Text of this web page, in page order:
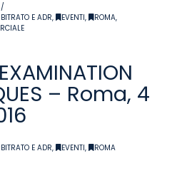
E ADR, EVENTI, ROMA,
– Roma, 4
E ADR, EVENTI, ROMA